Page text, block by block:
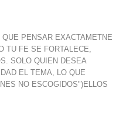
PENSAR EXACTAMETNE
TU FE SE FORTALECE,
SOLO QUIEN DESEA
EL TEMA, LO QUE
NO ESCOGIDOS")ELLOS